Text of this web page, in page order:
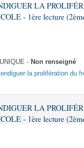
LA
- 1ère lecture
- Non renseigné
la prolifération du
LA
- 1ère lecture